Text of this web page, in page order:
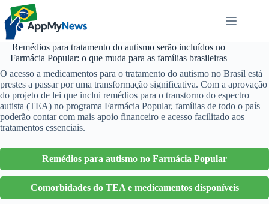
Pular
para
conteúdo
Remédios para tratamento do autismo serão incluídos no
Farmácia Popular: o que muda para as famílias brasileiras
O acesso a medicamentos para o tratamento do autismo no Brasil está
prestes a passar por uma transformação significativa. Com a aprovação
do projeto de lei que inclui remédios para o transtorno do espectro
autista (TEA) no programa Farmácia Popular, famílias de todo o país
poderão contar com mais apoio financeiro e acesso facilitado aos
tratamentos essenciais.
Remédios para autismo no Farmácia Popular
Comorbidades do TEA e medicamentos disponíveis